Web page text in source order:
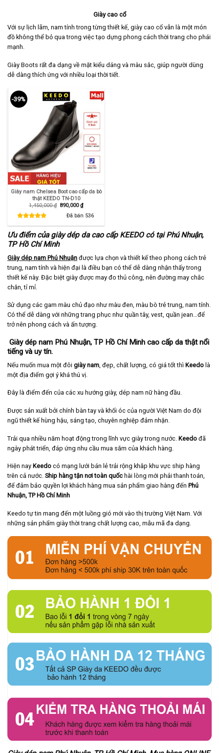
Giày cao cổ
Với sự lịch lãm, nam tính trong từng thiết kế, giày cao cổ vẫn là một món
đồ không thể bỏ qua trong việc tạo dựng phong cách thời trang cho phái
mạnh.
Giày Boots rất đa dạng về mặt kiểu dáng và màu sắc, giúp người dùng
dễ dàng thích ứng với nhiều loại thời tiết.
-39%
Giày nam Chelsea Boot cao cấp da bò
thật KEEDO TN-D10
1,450,000₫ Giá
1,450,000 ₫.
890,000₫Giá
hiện
tại
là:
890,000 ₫.
Đã bán 536
Ưu điểm của giày dép da cao cấp KEEDO có tại Phú Nhuận,
TP Hồ Chí Minh
Giày dép nam Phú Nhuận được lựa chọn và thiết kế theo phong cách trẻ
trung, nam tính và hiện đại là điều bạn có thể dễ dàng nhận thấy trong
thiết kế này. Đặc biệt giày được may đo thủ công, nên đường may chắc
chắn, tỉ mỉ.
Sử dụng các gam màu chủ đạo như màu đen, màu bò trẻ trung, nam tính.
Có thể dễ dàng với những trang phục như quần tây, vest, quần jean…để
trở nên phong cách và ấn tượng.
Giày dép nam Phú Nhuận, TP Hồ Chí Minh cao cấp da thật nổi
tiếng và uy tín.
Nếu muốn mua một đôi giày nam , đẹp, chất lượng, có giá tốt thì Keedo là
một địa điểm gợi ý khá thú vị.
Đây là điểm đến của các xu hướng giày, dép nam nữ hàng đầu.
Được sản xuất bởi chính bàn tay và khối óc của người Việt Nam do đội
ngũ thiết kế hùng hậu, sáng tạo, chuyên nghiệp đảm nhận.
Trải qua nhiều năm hoạt động trong lĩnh vực giày trong nước. Keedo đã
ngày phát triển, đáp ứng nhu cầu mua sắm của khách hàng.
Hiện nay Keedo có mạng lưới bán lẻ trải rộng khắp khu vực ship hàng
trên cả nước. Ship hàng tận nơi toàn quốc hài lòng mới phải thanh toán,
để đảm bảo quyền lợi khách hàng mua sản phẩm giao hàng đến Phú
Nhuận, TP Hồ Chí Minh
Keedo tự tin mang đến một luồng gió mới vào thị trường Việt Nam. Với
những sản phẩm giày thời trang chất lượng cao, mẫu mã đa dạng.